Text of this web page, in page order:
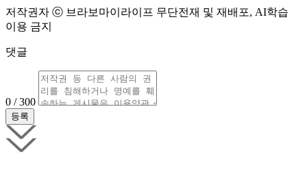
저작권자 ⓒ 브라보마이라이프 무단전재 및 재배포, AI학습
이용 금지
댓글
0 / 300